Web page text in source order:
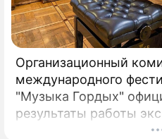
Организационный
международного
"Музыка Гордых"
результаты работы
После длительного и